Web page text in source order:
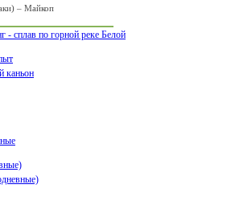
– Майкоп
- сплав по горной реке Белой
каньон